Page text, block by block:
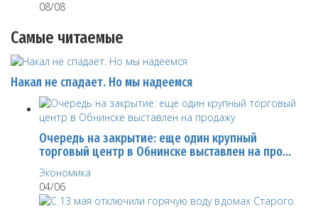
08/08
Самые читаемые
Накал не спадает. Но мы надеемся
Очередь на закрытие: еще один крупный
торговый центр в Обнинске выставлен на про…
Экономика
04/06